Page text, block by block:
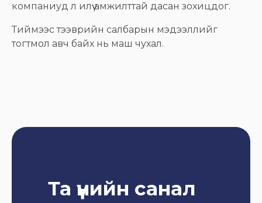
компаниуд л илүү амжилттай дасан зохицдог.
Тиймээс тээврийн салбарын мэдээллийг
тогтмол авч байх нь маш чухал.
Та үнийн санал